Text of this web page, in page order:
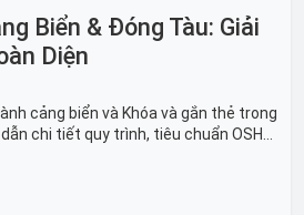
Biển & Đóng Tàu: Giải
Diện
cảng biển và Khóa và gắn thẻ trong
chi tiết quy trình, tiêu chuẩn OSHA,
trong công nghiệp đóng tàu toàn